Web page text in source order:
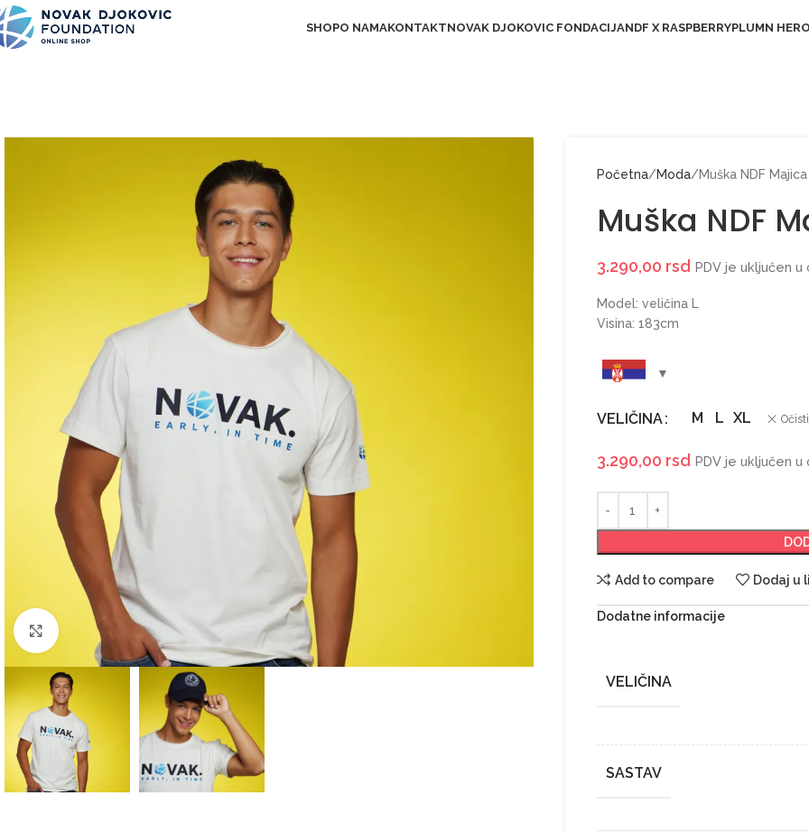
SHOPO NAMAKONTAKTNOVAK DJOKOVIC FONDACIJANDF X RASPBERRYPLUMN
Click to enlarge
Početna Moda Muška NDF
Muška NDF
3.290,00 rsd PDV je uključen u
Model: veličina L
Visina: 183cm
VELIČINA M L XL Očisti
3.290,00 rsd PDV je uključen u
Add to compare Dodaj u
Dodatne informacije
VELIČINA
SASTAV